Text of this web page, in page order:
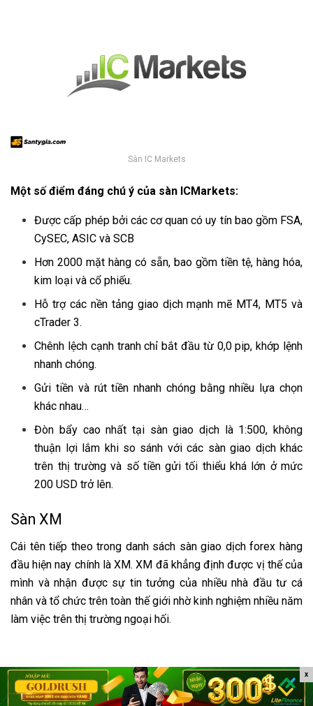
Sàn IC Markets
Một số điểm đáng chú ý của sàn ICMarkets:
Được cấp phép bởi các cơ quan có uy tín bao gồm FSA,
CySEC, ASIC và SCB
Hơn 2000 mặt hàng có sẵn, bao gồm tiền tệ, hàng hóa,
kim loại và cổ phiếu.
Hỗ trợ các nền tảng giao dịch mạnh mẽ MT4, MT5 và
cTrader 3.
Chênh lệch cạnh tranh chỉ bắt đầu từ 0,0 pip, khớp lệnh
nhanh chóng.
Gửi tiền và rút tiền nhanh chóng bằng nhiều lựa chọn
khác nhau…
Đòn bẩy cao nhất tại sàn giao dịch là 1:500, không
thuận lợi lắm khi so sánh với các sàn giao dịch khác
trên thị trường và số tiền gửi tối thiểu khá lớn ở mức
200 USD trở lên.
Sàn XM
Cái tên tiếp theo trong danh sách sàn giao dịch forex hàng
đầu hiện nay chính là XM. XM đã khẳng định được vị thế của
mình và nhận được sự tin tưởng của nhiều nhà đầu tư cá
nhân và tổ chức trên toàn thế giới nhờ kinh nghiệm nhiều năm
làm việc trên thị trường ngoại hối.
x